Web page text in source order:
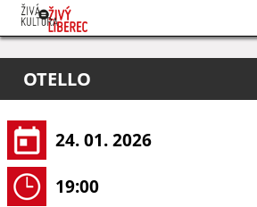
O projektu
Pořadatelé
OTELLO
24. 01. 2026
19:00